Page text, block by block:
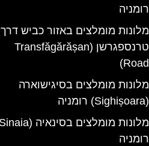
רומניה
מלונות מומלצים באזור כביש דרך
טרנספגרשן (Transfăgărășan
Road)
מלונות מומלצים בסיגישוארה
(Sighișoara) רומניה
רומניה